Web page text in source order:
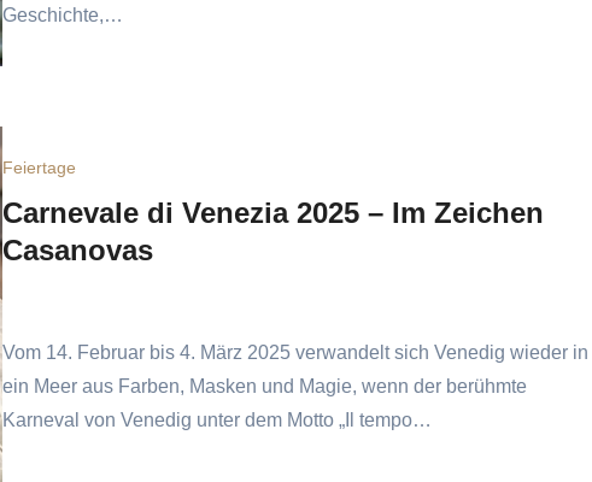
Geschichte,…
Feiertage
Carnevale di Venezia 2025 – Im Zeichen
Casanovas
Vom 14. Februar bis 4. März 2025 verwandelt sich Venedig wieder in
ein Meer aus Farben, Masken und Magie, wenn der berühmte
Karneval von Venedig unter dem Motto „Il tempo…